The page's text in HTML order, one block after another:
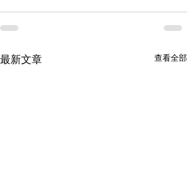
最新文章 查看全部